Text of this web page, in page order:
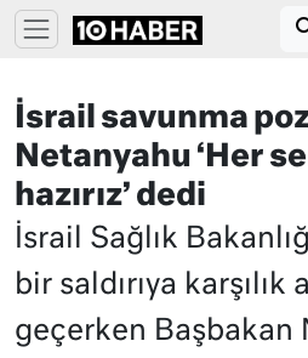
İsrail savunma
Netanyahu ‘Her
hazırız’ dedi
İsrail Sağlık
bir saldırıya
geçerken Başbakan